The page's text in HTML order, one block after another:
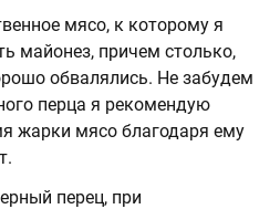
мясо, к которому я
майонез, причем столько,
обвалялись. Не забудем
перца я рекомендую
жарки мясо благодаря ему
перец, при